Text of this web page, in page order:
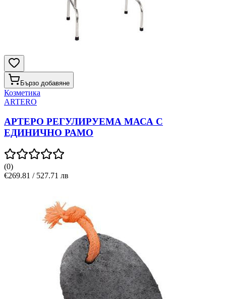
Бързо добавяне
Козметика
ARTERO
АРТЕРО РЕГУЛИРУЕМА МАСА С
ЕДИНИЧНО РАМО
(0)
€269.81 / 527.71 лв